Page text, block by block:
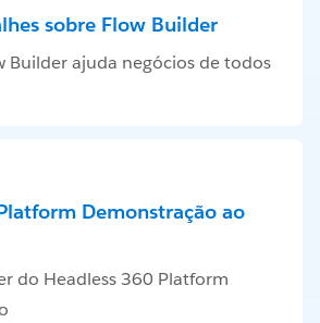
sobre Flow Builder
Builder ajuda negócios de todos
Demonstração ao
do Headless 360 Platform